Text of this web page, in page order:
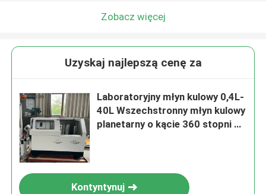
Zobacz więcej
Uzyskaj najlepszą cenę za
Laboratoryjny młyn kulowy 0,4L-
40L Wszechstronny młyn kulowy
planetarny o kącie 360 ​​stopni do
Kontyntynuj